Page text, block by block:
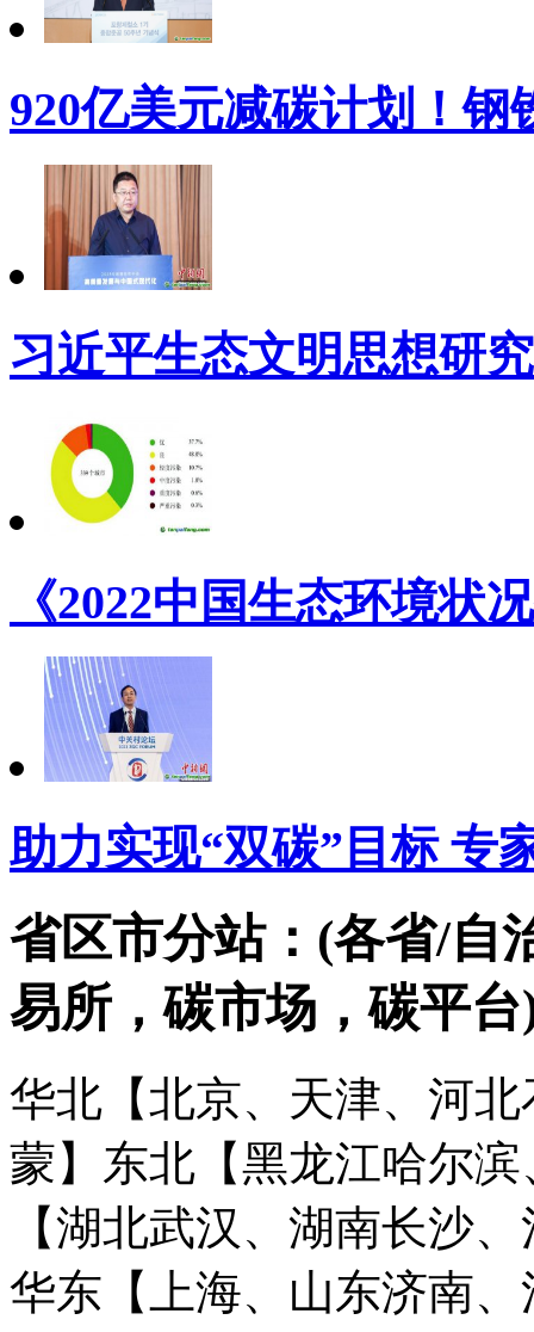
920亿美元减碳计划！钢
习近平生态文明思想研
《2022中国生态环境状
助力实现“双碳”目标 专
省区市分站：(各省/自
易所，碳市场，碳平台
华北【北京、天津、河
蒙】 东北【黑龙江哈尔
【湖北武汉、湖南长沙
华东【上海、山东济南